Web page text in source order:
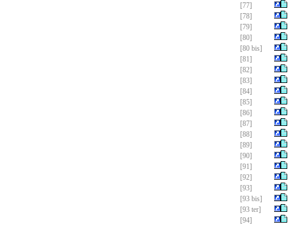
[77]
[78]
[79]
[80]
[80 bis]
[81]
[82]
[83]
[84]
[85]
[86]
[87]
[88]
[89]
[90]
[91]
[92]
[93]
[93 bis]
[93 ter]
[94]